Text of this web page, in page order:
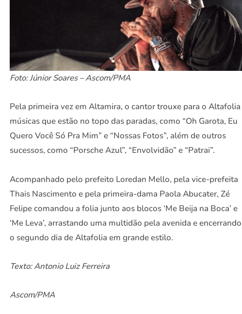
Foto: Júnior Soares – Ascom/PMA
Pela primeira vez em Altamira, o cantor trouxe para o Altafolia
músicas que estão no topo das paradas, como “Oh Garota, Eu
Quero Você Só Pra Mim” e “Nossas Fotos”, além de outros
sucessos, como “Porsche Azul”, “Envolvidão” e “Patrai”.
Acompanhado pelo prefeito Loredan Mello, pela vice-prefeita
Thais Nascimento e pela primeira-dama Paola Abucater, Zé
Felipe comandou a folia junto aos blocos ‘Me Beija na Boca’ e
‘Me Leva’, arrastando uma multidão pela avenida e encerrando
o segundo dia de Altafolia em grande estilo.
Texto: Antonio Luiz Ferreira
Ascom/PMA